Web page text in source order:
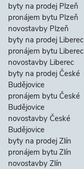
byty na prodej Plzeň
pronájem bytu Plzeň
novostavby Plzeň
byty na prodej Liberec
pronájem bytu Liberec
novostavby Liberec
byty na prodej České
Budějovice
pronájem bytu České
Budějovice
novostavby České
Budějovice
byty na prodej Zlín
pronájem bytu Zlín
novostavby Zlín